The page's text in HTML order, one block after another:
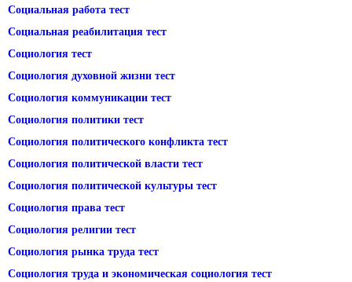
Социальная работа тест
Социальная реабилитация тест
Социология тест
Социология духовной жизни тест
Социология коммуникации тест
Социология политики тест
Социология политического конфликта тест
Социология политической власти тест
Социология политической культуры тест
Социология права тест
Социология религии тест
Социология рынка труда тест
Социология труда и экономическая социология тест